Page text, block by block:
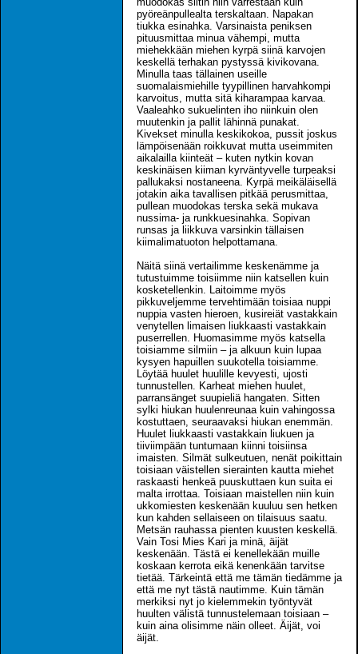
pyöreänpullealta terskaltaan. Napakan
tiukka esinahka. Varsinaista peniksen
pituusmittaa minua vähempi, mutta
miehekkään miehen kyrpä siinä karvojen
keskellä terhakan pystyssä kivikovana.
Minulla taas tällainen useille
suomalaismiehille tyypillinen harvahkompi
karvoitus, mutta sitä kiharampaa karvaa.
Vaaleahko sukuelinten iho niinkuin olen
muutenkin ja pallit lähinnä punakat.
Kivekset minulla keskikokoa, pussit joskus
lämpöisenään roikkuvat mutta useimmiten
aikalailla kiinteät – kuten nytkin kovan
keskinäisen kiiman kyrväntyvelle turpeaksi
pallukaksi nostaneena. Kyrpä meikäläisellä
jotakin aika tavallisen pitkää perusmittaa,
pullean muodokas terska sekä mukava
nussima- ja runkkuesinahka. Sopivan
runsas ja liikkuva varsinkin tällaisen
kiimalimatuoton helpottamana.
Näitä siinä vertailimme keskenämme ja
tutustuimme toisiimme niin katsellen kuin
kosketellenkin. Laitoimme myös
pikkuveljemme tervehtimään toisiaa nuppi
nuppia vasten hieroen, kusireiät vastakkain
venytellen limaisen liukkaasti vastakkain
puserrellen. Huomasimme myös katsella
toisiamme silmiin – ja alkuun kuin lupaa
kysyen hapuillen suukotella toisiamme.
Löytää huulet huulille kevyesti, ujosti
tunnustellen. Karheat miehen huulet,
parransänget suupieliä hangaten. Sitten
sylki hiukan huulenreunaa kuin vahingossa
kostuttaen, seuraavaksi hiukan enemmän.
Huulet liukkaasti vastakkain liukuen ja
tiiviimpään tuntumaan kiinni toisiinsa
imaisten. Silmät sulkeutuen, nenät poikittain
toisiaan väistellen sierainten kautta miehet
raskaasti henkeä puuskuttaen kun suita ei
malta irrottaa. Toisiaan maistellen niin kuin
ukkomiesten keskenään kuuluu sen hetken
kun kahden sellaiseen on tilaisuus saatu.
Metsän rauhassa pienten kuusten keskellä.
Vain Tosi Mies Kari ja minä, äijät
keskenään. Tästä ei kenellekään muille
koskaan kerrota eikä kenenkään tarvitse
tietää. Tärkeintä että me tämän tiedämme ja
että me nyt tästä nautimme. Kuin tämän
merkiksi nyt jo kielemmekin työntyvät
huulten välistä tunnustelemaan toisiaan –
kuin aina olisimme näin olleet. Äijät, voi
äijät.